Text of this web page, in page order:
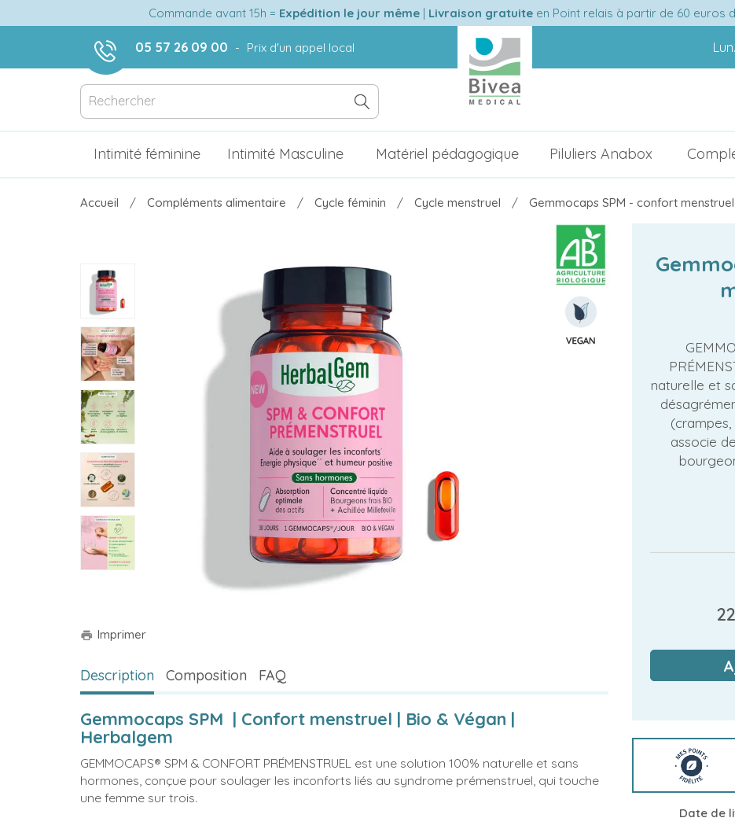
Commande avant 15h = Expédition le jour même| Livraison gratuiteen Point relais à partir de 60 euros
05 57 26 09 00 - Prix d'un appel local
Intimité féminine Intimité Masculine Matériel pédagogique Piluliers Anabox
Accueil Compléments alimentaire Cycle féminin Cycle menstruel Gemmocaps SPM - confort
print Imprimer
naturelle et
associe
Date de
Description Composition FAQ
Gemmocaps SPM | Confort menstruel | Bio & Végan |
Herbalgem
GEMMOCAPS® SPM & CONFORT PRÉMENSTRUEL est une solution 100% naturelle et sans
hormones, conçue pour soulager les inconforts liés au syndrome prémenstruel, qui touche
une femme sur trois.